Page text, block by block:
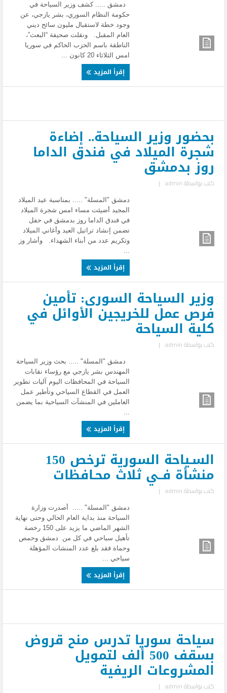
دمشق ..... كشف وزير السياحة في
حكومة النظام السوري، بشر يازجي، عن
وجود خطة لاستقبال مليون سائح ديني
العام المقبل. ونقلت صحيفة “البعث”،
الناطقة باسم الحزب الحاكم في سوريا
امس الثلاثاء 20 كانون ...
إقرأ المزيد
بحضور وزير السياحة.. إضاءة
شجرة الميلاد في فندق الداما
روز بدمشق
كتب بواسطةadmin
|
دمشق "المسلة" ..... بمناسبة عيد الميلاد
المجيد أضيئت مساء امس شجرة الميلاد
في فندق الداما روز بدمشق في حفل
تضمن إنشاد تراتيل العيد وأغاني الميلاد
وتكريم عدد من أبناء الشهداء. وأشار وز
...
إقرأ المزيد
وزير السياحة السورى: تأمين
فرص عمل للخريجين الأوائل في
كلية السياحة
كتب بواسطةadmin
|
دمشق "المسلة" ..... بحث وزير السياحة
المهندس بشر يازجي مع رؤساء نقابات
السياحة في المحافظات اليوم آليات تطوير
العمل في القطاع السياحي وتأطير عمل
العاملين في المنشآت السياحية بما يضمن
...
إقرأ المزيد
السـياحة السورية ترخص 150
منشأة فــي ثلاث محـافظات
كتب بواسطةadmin
|
دمشق "المسلة" ..... أصدرت وزارة
السياحة منذ بداية العام الحالي وحتى نهاية
الشهر الماضي ما يزيد على 150 رخصة
تأهيل سياحي في كل من دمشق وحمص
وحماة فقد بلغ عدد المنشات المؤهلة
سياحي ...
إقرأ المزيد
سياحة سوريا تدرس منح قروض
بسقف 500 ألف لتمويل
المشروعات الريفية
كتب بواسطةadmin
|